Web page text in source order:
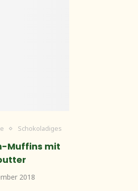
Schokoladiges
Muffins mit
2018